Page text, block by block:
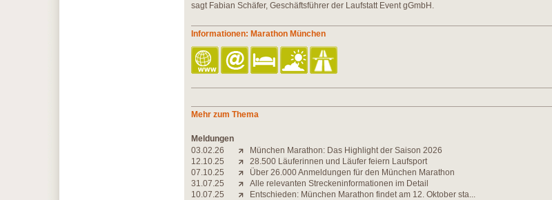
sagt Fabian Schäfer, Geschäftsführer der Laufstatt Event gGmbH.
Informationen: Marathon München
Mehr zum Thema
Meldungen
03.02.26
München Marathon: Das Highlight der Saison 2026
12.10.25
28.500 Läuferinnen und Läufer feiern Laufsport
07.10.25
Über 26.000 Anmeldungen für den München Marathon
31.07.25
Alle relevanten Streckeninformationen im Detail
10.07.25
Entschieden: München Marathon findet am 12. Oktober sta...